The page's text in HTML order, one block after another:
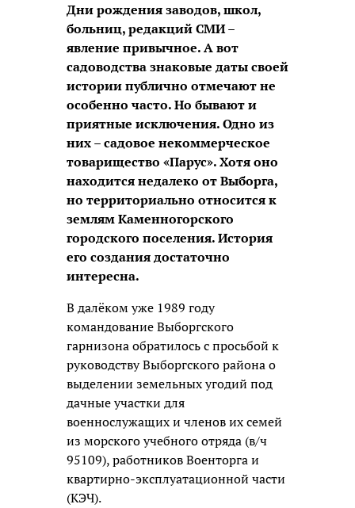
Дни рождения заводов, школ,
больниц, редакций СМИ –
явление привычное. А вот
садоводства знаковые даты своей
истории публично отмечают не
особенно часто. Но бывают и
приятные исключения. Одно из
них – садовое некоммерческое
товарищество «Парус». Хотя оно
находится недалеко от Выборга,
но территориально относится к
землям Каменногорского
городского поселения. История
его создания достаточно
интересна.
В далёком уже 1989 году
командование Выборгского
гарнизона обратилось с просьбой к
руководству Выборгского района о
выделении земельных угодий под
дачные участки для
военнослужащих и членов их семей
из морского учебного отряда (в/ч
95109), работников Военторга и
квартирно-эксплуатационной части
(КЭЧ).